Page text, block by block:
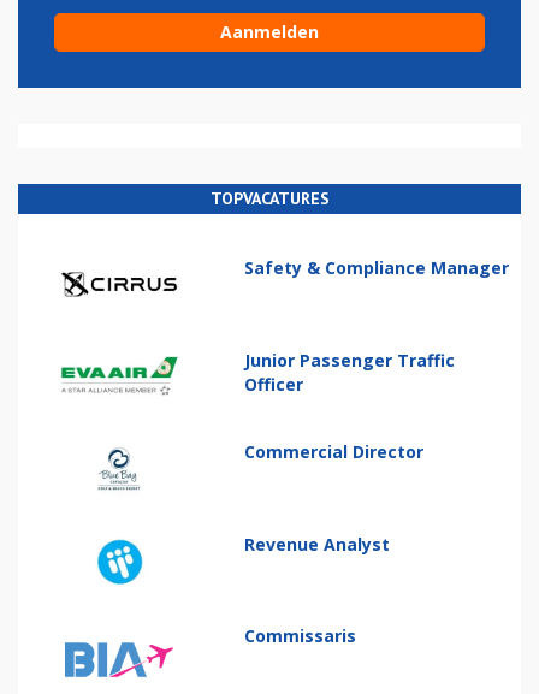
TOPVACATURES
Safety & Compliance Manager
Junior Passenger Traffic
Officer
Commercial Director
Revenue Analyst
Commissaris